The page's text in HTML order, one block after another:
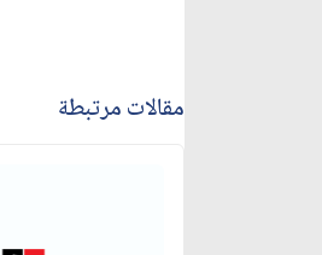
مقالات مرتبطة